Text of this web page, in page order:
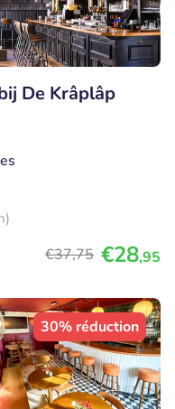
De Krâplâp
€37,75 €28,95
30% réduction